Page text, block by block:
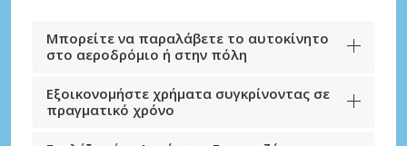
Μπορείτε να παραλάβετε το αυτοκίνητο
στο αεροδρόμιο ή στην πόλη
Εξοικονομήστε χρήματα συγκρίνοντας σε
πραγματικό χρόνο